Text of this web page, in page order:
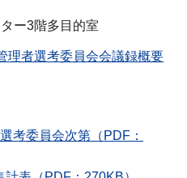
ー3階多目的室
理者選考委員会会議録概要
考委員会次第（PDF：